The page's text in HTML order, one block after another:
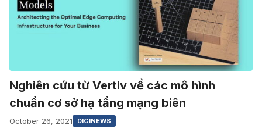
Nghiên cứu từ Vertiv về các mô hình
chuẩn cơ sở hạ tầng mạng biên
October 26, 2021 DIGINEWS